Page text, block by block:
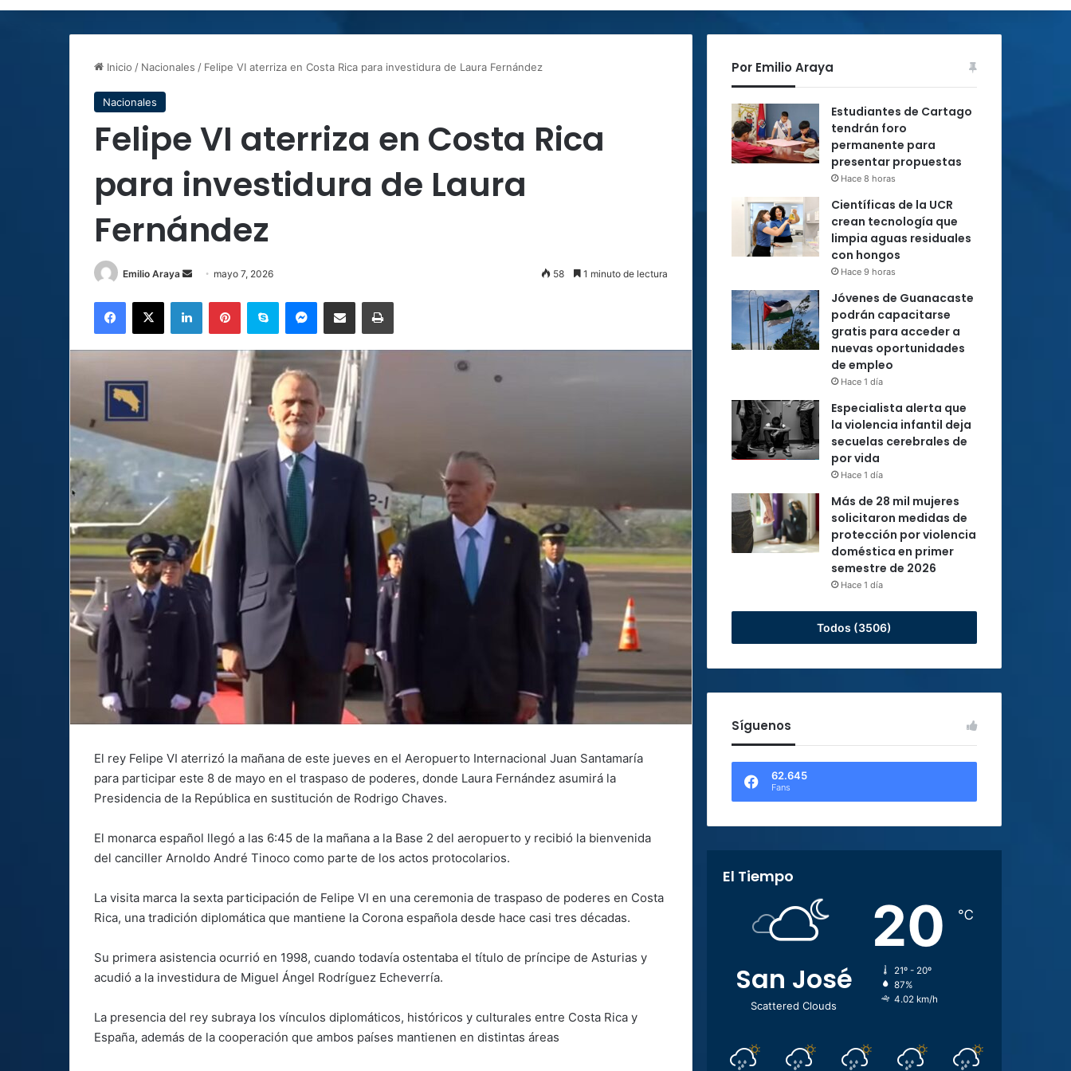
Inicio / Nacionales / Felipe VI aterriza en Costa Rica para investidura de Laura Fernández
Nacionales
Felipe VI aterriza en Costa Rica
para investidura de Laura
Fernández
Emilio Araya
Send mayo 7, 2026 58 1 minuto de lectura
Facebook
X LinkedInPinterestSkype MessengerCompartir por correo electrónicoImprimir
El rey Felipe VI aterrizó la mañana de este jueves en el Aeropuerto Internacional Juan Santamaría
para participar este 8 de mayo en el traspaso de poderes, donde Laura Fernández asumirá la
Presidencia de la República en sustitución de Rodrigo Chaves.
El monarca español llegó a las 6:45 de la mañana a la Base 2 del aeropuerto y recibió la bienvenida
del canciller Arnoldo André Tinoco como parte de los actos protocolarios.
La visita marca la sexta participación de Felipe VI en una ceremonia de traspaso de poderes en Costa
Rica, una tradición diplomática que mantiene la Corona española desde hace casi tres décadas.
Su primera asistencia ocurrió en 1998, cuando todavía ostentaba el título de príncipe de Asturias y
acudió a la investidura de Miguel Ángel Rodríguez Echeverría.
La presencia del rey subraya los vínculos diplomáticos, históricos y culturales entre Costa Rica y
España, además de la cooperación que ambos países mantienen en distintas áreas
Por Emilio Araya
Estudiantes de Cartago
tendrán foro
permanente para
presentar propuestas
Hace 8 horas
Científicas de la UCR
crean tecnología que
limpia aguas residuales
con hongos
Hace 9 horas
Jóvenes de Guanacaste
podrán capacitarse
gratis para acceder a
nuevas oportunidades
de empleo
Hace 1 día
Especialista alerta que
la violencia infantil deja
secuelas cerebrales de
por vida
Hace 1 día
Más de 28 mil mujeres
solicitaron medidas de
protección por violencia
doméstica en primer
semestre de 2026
Hace 1 día
Todos (3506)
Síguenos
62.645
Fans
El Tiempo
San José
Scattered Clouds
20 ℃
21º - 20º
87%
4.02 km/h